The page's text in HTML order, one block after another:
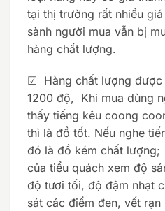
tại thị trường rất nhiều
sành người mua vẫn bị
hàng chất lượng.
☑ Hàng chất lượng được
1200 độ, Khi mua dùng
thấy tiếng kêu coong
thì là đồ tốt. Nếu nghe
đó là đồ kém chất lượng;
của tiểu quách xem độ
độ tươi tối, độ đậm nhạt
sát các điểm đen, vết